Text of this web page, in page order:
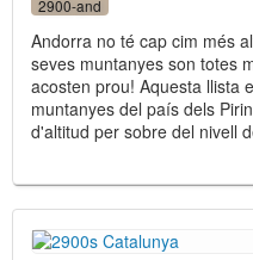
2900-and
Andorra no té cap cim més
seves muntanyes son totes
acosten prou! Aquesta llista
muntanyes del país dels
d'altitud per sobre del nivell